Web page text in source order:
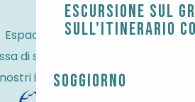
Escursione sul
sull'itinerario
Soggiorno
Espace Pro
di soggiorno
impegni